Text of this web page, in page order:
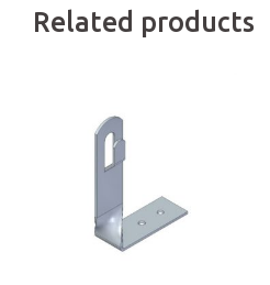
Related products